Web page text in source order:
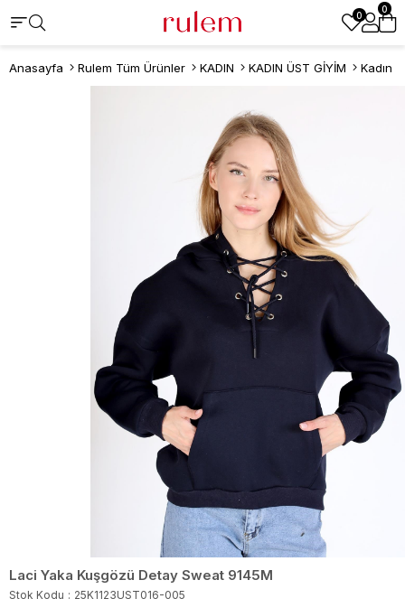
0
0
Anasayfa Rulem Tüm Ürünler KADIN KADIN ÜST GİYİM Kadın
Laci Yaka Kuşgözü Detay Sweat 9145M
Stok Kodu 25K1123UST016-005